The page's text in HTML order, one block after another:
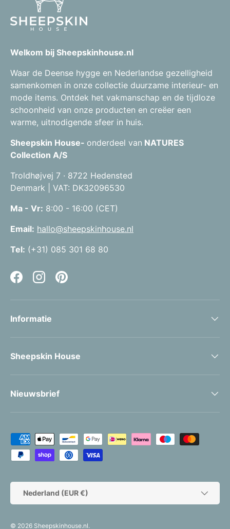
Welkom bij Sheepskinhouse.nl
Waar de Deense hygge en Nederlandse gezelligheid
samenkomen in onze collectie duurzame interieur- en
mode items. Ontdek het vakmanschap en de tijdloze
schoonheid van onze producten en creëer een
warme, uitnodigende sfeer in huis.
Sheepskin House- onderdeel van NATURES
Collection A/S
Troldhøjvej 7 · 8722 Hedensted
Denmark | VAT: DK32096530
Ma - Vr: 8:00 - 16:00 (CET)
Email: hallo@sheepskinhouse.nl
Tel: (+31) 085 301 68 80
FacebookInstagramPinterest
Informatie
Sheepskin House
Nieuwsbrief
Geaccepteerde betaalmethoden
Nederland (EUR €)
© 2026 Sheepskinhouse.nl.